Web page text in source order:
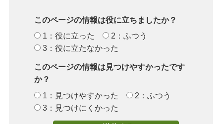
このページの情報は役に立ちましたか？
1：役に立った
2：ふつう
3：役に立たなかった
このページの情報は見つけやすかったです
か？
1：見つけやすかった
2：ふつう
3：見つけにくかった